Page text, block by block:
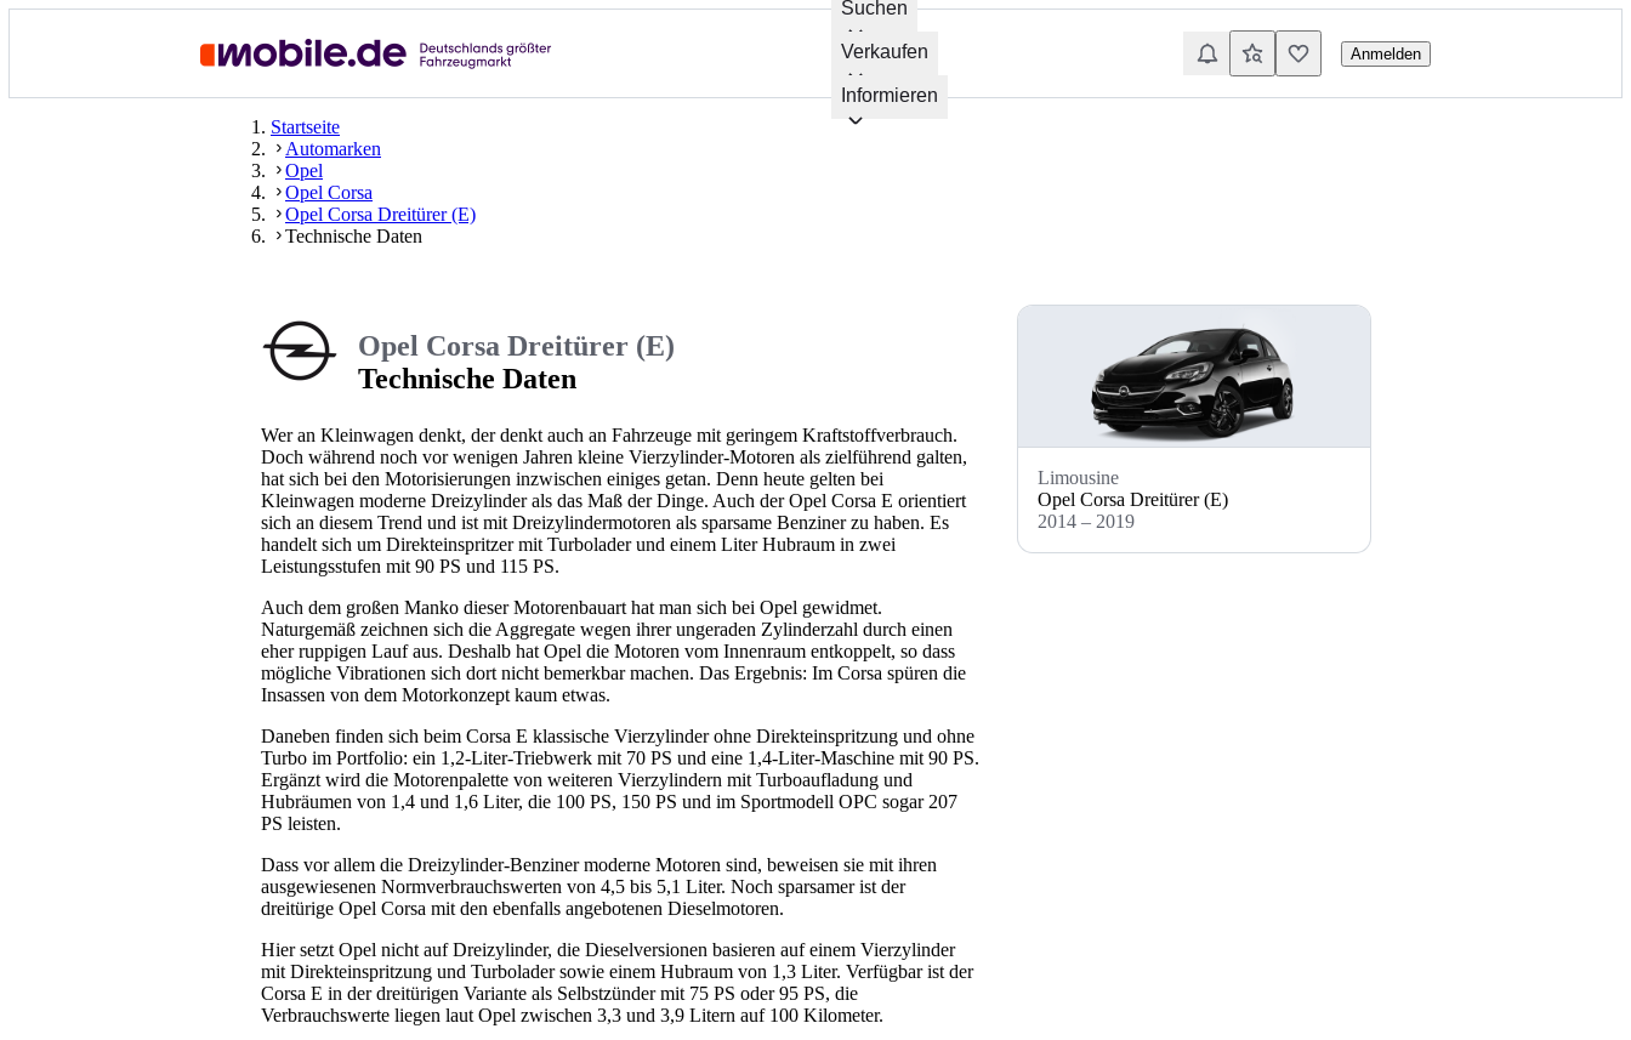
Suchen
Verkaufen
Informieren
Anmelden
Startseite
Automarken
Opel
Opel Corsa
Opel Corsa Dreitürer (E)
Technische Daten
Opel Corsa Dreitürer (E)
Technische Daten
Wer an Kleinwagen denkt, der denkt auch an Fahrzeuge mit geringem Kraftstoffverbrauch.
Doch während noch vor wenigen Jahren kleine Vierzylinder-Motoren als zielführend galten,
hat sich bei den Motorisierungen inzwischen einiges getan. Denn heute gelten bei
Kleinwagen moderne Dreizylinder als das Maß der Dinge. Auch der Opel Corsa E orientiert
sich an diesem Trend und ist mit Dreizylindermotoren als sparsame Benziner zu haben. Es
handelt sich um Direkteinspritzer mit Turbolader und einem Liter Hubraum in zwei
Leistungsstufen mit 90 PS und 115 PS.
Auch dem großen Manko dieser Motorenbauart hat man sich bei Opel gewidmet.
Naturgemäß zeichnen sich die Aggregate wegen ihrer ungeraden Zylinderzahl durch einen
eher ruppigen Lauf aus. Deshalb hat Opel die Motoren vom Innenraum entkoppelt, so dass
mögliche Vibrationen sich dort nicht bemerkbar machen. Das Ergebnis: Im Corsa spüren die
Insassen von dem Motorkonzept kaum etwas.
Daneben finden sich beim Corsa E klassische Vierzylinder ohne Direkteinspritzung und ohne
Turbo im Portfolio: ein 1,2-Liter-Triebwerk mit 70 PS und eine 1,4-Liter-Maschine mit 90 PS.
Ergänzt wird die Motorenpalette von weiteren Vierzylindern mit Turboaufladung und
Hubräumen von 1,4 und 1,6 Liter, die 100 PS, 150 PS und im Sportmodell OPC sogar 207
PS leisten.
Dass vor allem die Dreizylinder-Benziner moderne Motoren sind, beweisen sie mit ihren
ausgewiesenen Normverbrauchswerten von 4,5 bis 5,1 Liter. Noch sparsamer ist der
dreitürige Opel Corsa mit den ebenfalls angebotenen Dieselmotoren.
Hier setzt Opel nicht auf Dreizylinder, die Dieselversionen basieren auf einem Vierzylinder
mit Direkteinspritzung und Turbolader sowie einem Hubraum von 1,3 Liter. Verfügbar ist der
Corsa E in der dreitürigen Variante als Selbstzünder mit 75 PS oder 95 PS, die
Verbrauchswerte liegen laut Opel zwischen 3,3 und 3,9 Litern auf 100 Kilometer.
Limousine
Opel Corsa Dreitürer (E)
2014 – 2019